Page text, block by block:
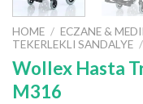
HOME / ECZANE &
TEKERLEKLI SANDALYE /
Wollex Hasta
M316